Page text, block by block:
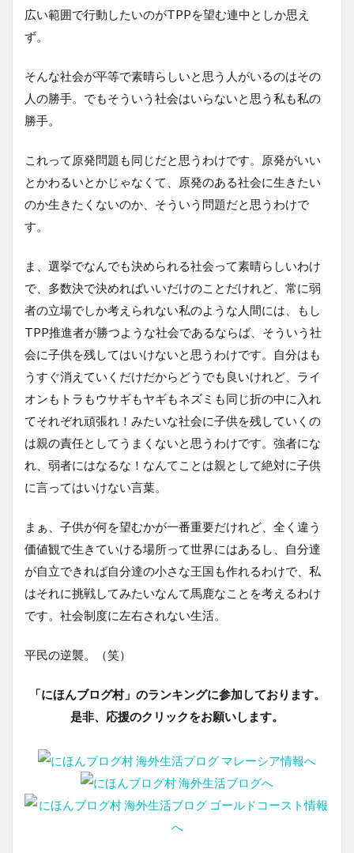
広い範囲で行動したいのがTPPを望む連中としか思え
ず。
そんな社会が平等で素晴らしいと思う人がいるのはその
人の勝手。でもそういう社会はいらないと思う私も私の
勝手。
これって原発問題も同じだと思うわけです。原発がいい
とかわるいとかじゃなくて、原発のある社会に生きたい
のか生きたくないのか、そういう問題だと思うわけで
す。
ま、選挙でなんでも決められる社会って素晴らしいわけ
で、多数決で決めればいいだけのことだけれど、常に弱
者の立場でしか考えられない私のような人間には、もし
TPP推進者が勝つような社会であるならば、そういう社
会に子供を残してはいけないと思うわけです。自分はも
うすぐ消えていくだけだからどうでも良いけれど、ライ
オンもトラもウサギもヤギもネズミも同じ折の中に入れ
てそれぞれ頑張れ！みたいな社会に子供を残していくの
は親の責任としてうまくないと思うわけです。強者にな
れ、弱者にはなるな！なんてことは親として絶対に子供
に言ってはいけない言葉。
まぁ、子供が何を望むかが一番重要だけれど、全く違う
価値観で生きていける場所って世界にはあるし、自分達
が自立できれば自分達の小さな王国も作れるわけで、私
はそれに挑戦してみたいなんて馬鹿なことを考えるわけ
です。社会制度に左右されない生活。
平民の逆襲。（笑）
「にほんブログ村」のランキングに参加しております。
是非、応援のクリックをお願いします。